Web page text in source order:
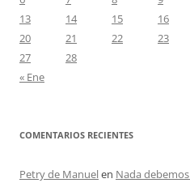
13
14 15 16
20
21 22 23
27
28
« Ene
COMENTARIOS RECIENTES
Petry de Manuelen Nada